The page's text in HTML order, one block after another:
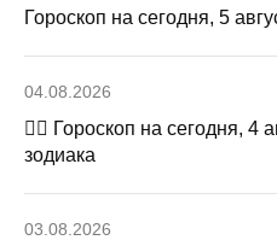
Гороскоп на сегодня, 5
04.08.2026
🧙‍♀ Гороскоп на сегодня, 4
зодиака
03.08.2026